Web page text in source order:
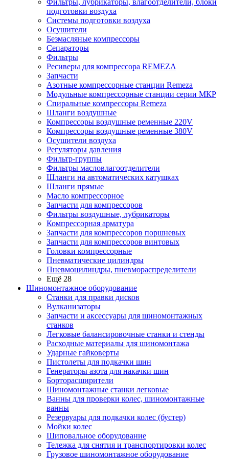
Фильтры, лубрикаторы, влагоотделители, блоки
подготовки воздуха
Системы подготовки воздуха
Осушители
Безмасляные компрессоры
Сепараторы
Фильтры
Ресиверы для компрессора REMEZA
Запчасти
Азотные компрессорные станции Remeza
Модульные компрессорные станции серии МКР
Спиральные компрессоры Remeza
Шланги воздушные
Компрессоры воздушные ременные 220V
Компрессоры воздушные ременные 380V
Осушители воздуха
Регуляторы давления
Фильтр-группы
Фильтры масловлагоотделители
Шланги на автоматических катушках
Шланги прямые
Масло компрессорное
Запчасти для компрессоров
Фильтры воздушные, лубрикаторы
Компрессорная арматура
Запчасти для компрессоров поршневых
Запчасти для компрессоров винтовых
Головки компрессорные
Пневматические цилиндры
Пневмоцилиндры, пневмораспределители
Ещё 28
Шиномонтажное оборудование
Станки для правки дисков
Вулканизаторы
Запчасти и аксессуары для шиномонтажных
станков
Легковые балансировочные станки и стенды
Расходные материалы для шиномонтажа
Ударные гайковерты
Пистолеты для подкачки шин
Генераторы азота для накачки шин
Борторасширители
Шиномонтажные станки легковые
Ванны для проверки колес, шиномонтажные
ванны
Резервуары для подкачки колес (бустер)
Мойки колес
Шиповальное оборудование
Тележка для снятия и транспортировки колес
Грузовое шиномонтажное оборудование